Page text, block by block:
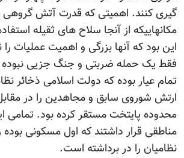
گیری کنند. اهمیتی که قدرت آتش گروهی
مکانهاییکه از آنجا سلاح های ثقیله
این بود که آنها بزرگی و اهمیت عملیات
فقط یک حمله ضربتی و جنگ جزیی
تمام عیار بوده که دولت اسلامی ذخائر
ارتش شوروی سابق و مجاهدین را در
محدوده پایتخت مستقر کرده بود. تمامی
مناطقی قرار داشتند که اول مسکونی
نظامیان را در برداشته است.